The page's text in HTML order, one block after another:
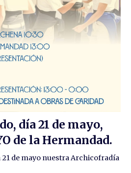
día 21 de mayo,
de la Hermandad.
de mayo nuestra Archicofradía